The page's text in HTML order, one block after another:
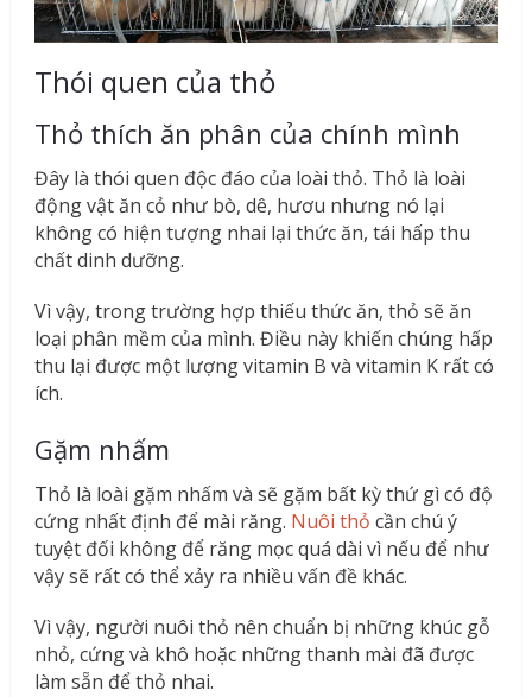
Thói quen của thỏ
Thỏ thích ăn phân của chính mình
Đây là thói quen độc đáo của loài thỏ. Thỏ là loài
động vật ăn cỏ như bò, dê, hươu nhưng nó lại
không có hiện tượng nhai lại thức ăn, tái hấp thu
chất dinh dưỡng.
Vì vậy, trong trường hợp thiếu thức ăn, thỏ sẽ ăn
loại phân mềm của mình. Điều này khiến chúng hấp
thu lại được một lượng vitamin B và vitamin K rất có
ích.
Gặm nhấm
Thỏ là loài gặm nhấm và sẽ gặm bất kỳ thứ gì có độ
cứng nhất định để mài răng. Nuôi thỏ cần chú ý
tuyệt đối không để răng mọc quá dài vì nếu để như
vậy sẽ rất có thể xảy ra nhiều vấn đề khác.
Vì vậy, người nuôi thỏ nên chuẩn bị những khúc gỗ
nhỏ, cứng và khô hoặc những thanh mài đã được
làm sẵn để thỏ nhai.